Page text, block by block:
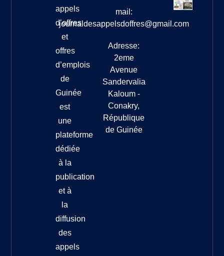
appels
d’offres
et
offres
d’emplois
de
Guinée
est
une
plateforme
dédiée
à la
publication
et à
la
diffusion
des
appels
mail:
journaldesappelsdoffres@gmail.com
Adresse:
2eme
Avenue
Sandervalia
Kaloum -
Conakry,
République
de Guinée